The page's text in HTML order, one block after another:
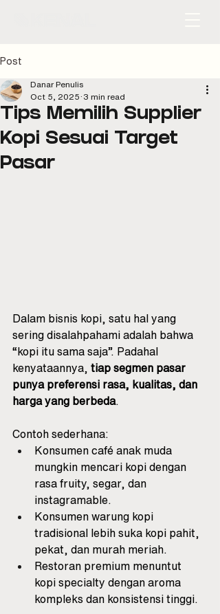
Post
Tips Memilih Supplier
Kopi Sesuai Target
Pasar
Danar Penulis
Oct 5, 2025 3 min read
Dalam bisnis kopi, satu hal yang
sering disalahpahami adalah bahwa
“kopi itu sama saja”. Padahal
kenyataannya, tiap segmen pasar
punya preferensi rasa, kualitas, dan
harga yang berbeda
Contoh sederhana:
Konsumen café anak muda
mungkin mencari kopi dengan
rasa fruity, segar, dan
instagramable.
Konsumen warung kopi
tradisional lebih suka kopi pahit,
pekat, dan murah meriah.
Restoran premium menuntut
kopi specialty dengan aroma
kompleks dan konsistensi tinggi.